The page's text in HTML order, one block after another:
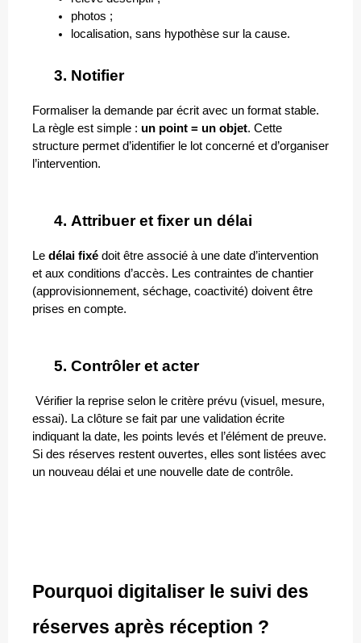
photos ;
localisation, sans hypothèse sur la cause.
Notifier
Formaliser la demande par écrit avec un format stable.
La règle est simple : un point = un objet. Cette
structure permet d’identifier le lot concerné et d’organiser
l’intervention.
Attribuer et fixer un délai
Le délai fixé doit être associé à une date d’intervention
et aux conditions d’accès. Les contraintes de chantier
(approvisionnement, séchage, coactivité) doivent être
prises en compte.
Contrôler et acter
Vérifier la reprise selon le critère prévu (visuel, mesure,
essai). La clôture se fait par une validation écrite
indiquant la date, les points levés et l’élément de preuve.
Si des réserves restent ouvertes, elles sont listées avec
un nouveau délai et une nouvelle date de contrôle.
Pourquoi digitaliser le suivi des
réserves après réception ?